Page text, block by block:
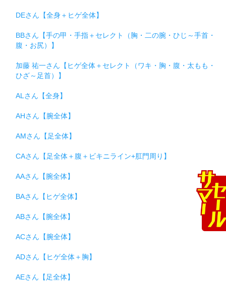
DEさん【全身＋ヒゲ全体】
BBさん【手の甲・手指＋セレクト（胸・二の腕・ひじ～手首・
腹・お尻）】
加藤 祐一さん【ヒゲ全体＋セレクト（ワキ・胸・腹・太もも・
ひざ～足首）】
ALさん【全身】
AHさん【腕全体】
AMさん【足全体】
CAさん【足全体＋腹＋ビキニライン+肛門周り】
AAさん【腕全体】
BAさん【ヒゲ全体】
ABさん【腕全体】
ACさん【腕全体】
ADさん【ヒゲ全体＋胸】
AEさん【足全体】